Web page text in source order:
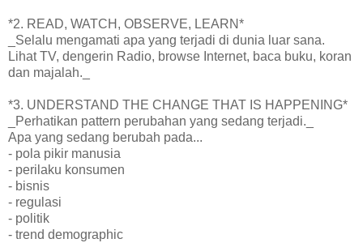
*2. READ, WATCH, OBSERVE, LEARN*
_Selalu mengamati apa yang terjadi di dunia luar sana.
Lihat TV, dengerin Radio, browse Internet, baca buku, koran
dan majalah._
*3. UNDERSTAND THE CHANGE THAT IS HAPPENING*
_Perhatikan pattern perubahan yang sedang terjadi._
Apa yang sedang berubah pada...
- pola pikir manusia
- perilaku konsumen
- bisnis
- regulasi
- politik
- trend demographic